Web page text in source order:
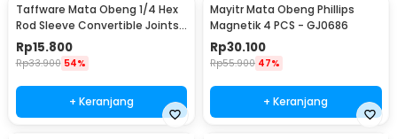
Taffware Mata Obeng 1/4 Hex
Rod Sleeve Convertible Joints
8 PCS
Rp15.800
Rp33.900 54%
+ Keranjang
Mayitr Mata Obeng Phillips
Magnetik 4 PCS - GJ0686
Rp30.100
Rp55.900 47%
+ Keranjang